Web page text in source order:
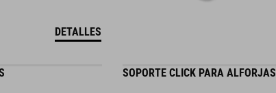
DETALLES
SOPORTE CLICK PARA ALFORJAS